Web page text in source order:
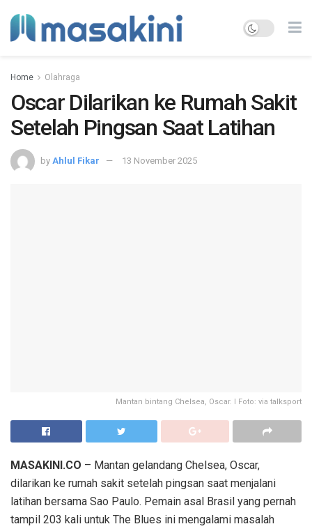
Home Olahraga
Oscar Dilarikan ke Rumah Sakit
Setelah Pingsan Saat Latihan
by Ahlul Fikar 13 November 2025
Mantan bintang Chelsea, Oscar. I Foto: via talksport
MASAKINI.CO – Mantan gelandang Chelsea, Oscar,
dilarikan ke rumah sakit setelah pingsan saat menjalani
latihan bersama Sao Paulo. Pemain asal Brasil yang pernah
tampil 203 kali untuk The Blues ini mengalami masalah